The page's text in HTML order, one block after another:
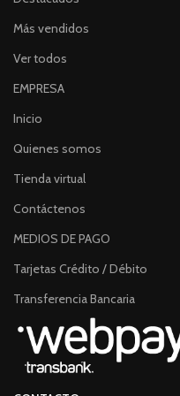
Más vendidos
Ver todos
EMPRESA
Inicio
Quienes somos
Tienda virtual
Contáctenos
MEDIOS DE PAGO
Tarjetas Crédito / Débito
Transferencia Bancaria